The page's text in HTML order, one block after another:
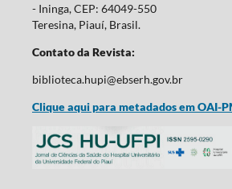
- Ininga, CEP: 64049-550
Teresina, Piauí, Brasil.
Contato da Revista:
biblioteca.hupi@ebserh.gov.br
Clique aqui para metadados em OAI-